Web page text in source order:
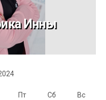
Инны
Пт Сб Вс